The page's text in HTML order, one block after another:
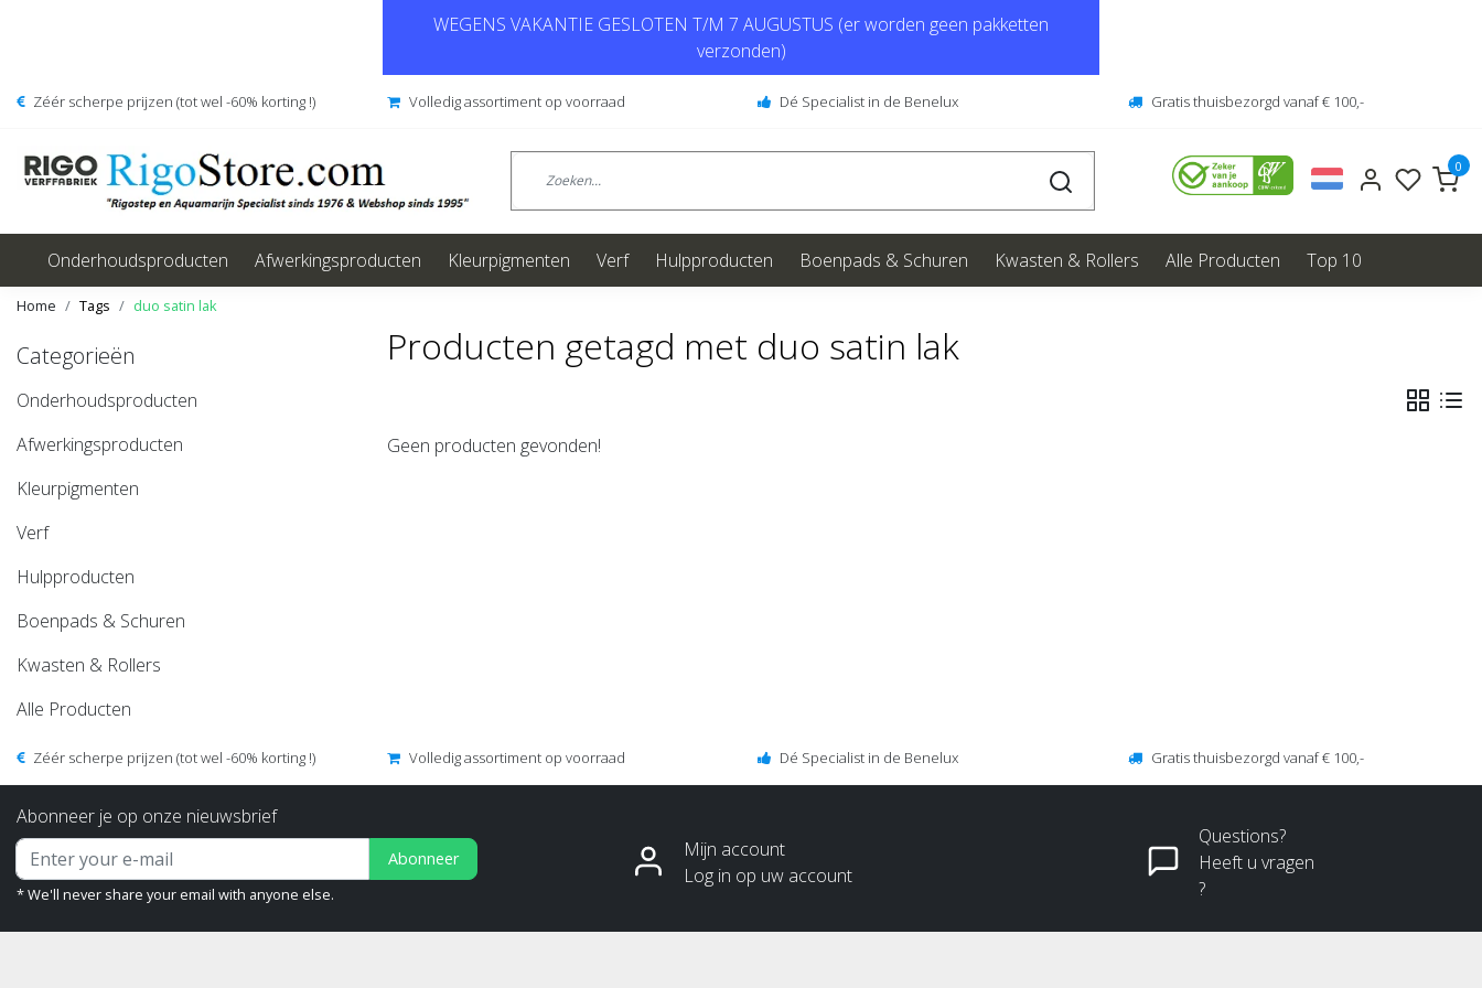
WEGENS VAKANTIE GESLOTEN T/M 7 AUGUSTUS (er worden geen pakketten
verzonden)
Zéér scherpe prijzen (tot wel -60% korting !) Volledig assortiment op voorraad Dé Specialist in de Benelux Gratis thuisbezorgd vanaf € 100,-
0
Onderhoudsproducten Afwerkingsproducten Kleurpigmenten Verf Hulpproducten Boenpads & Schuren Kwasten & Rollers Alle Producten Top 10
Home Tags duo satin lak
Categorieën
Onderhoudsproducten
Afwerkingsproducten
Kleurpigmenten
Verf
Hulpproducten
Boenpads & Schuren
Kwasten & Rollers
Alle Producten
Producten getagd met duo satin lak
Geen producten gevonden!
Zéér scherpe prijzen (tot wel -60% korting !) Volledig assortiment op voorraad Dé Specialist in de Benelux Gratis thuisbezorgd vanaf € 100,-
Abonneer je op onze nieuwsbrief
Abonneer
* We'll never share your email with anyone else.
Mijn account
Log in op uw account
Questions?
Heeft u vragen
?